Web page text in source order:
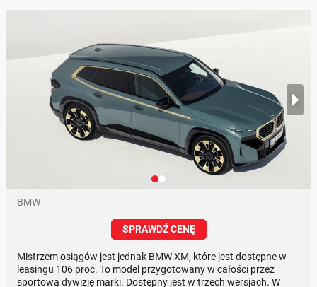
BMW
SPRAWDŹ CENĘ
Mistrzem osiągów jest jednak BMW XM, które jest dostępne w
leasingu 106 proc. To model przygotowany w całości przez
sportową dywizję marki. Dostępny jest w trzech wersjach. W